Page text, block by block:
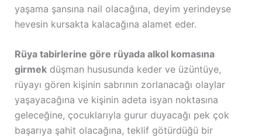
yaşama şansına nail olacağına, deyim yerindeyse
hevesin kursakta kalacağına alamet eder.
Rüya tabirlerine göre rüyada alkol komasına
girmekdüşman hususunda keder ve üzüntüye,
rüyayı gören kişinin sabrının zorlanacağı olaylar
yaşayacağına ve kişinin adeta isyan noktasına
geleceğine, çocuklarıyla gurur duyacağı pek çok
başarıya şahit olacağına, teklif götürdüğü bir